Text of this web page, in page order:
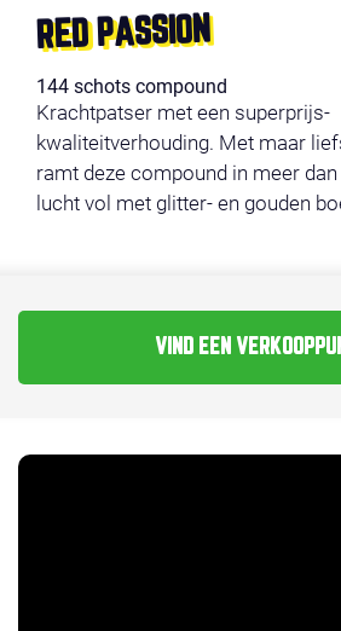
RED PASSION
144 schots compound
Krachtpatser met een superprijs-
kwaliteitverhouding. Met maar
ramt deze compound in meer
lucht vol met glitter- en gouden
VIND EEN